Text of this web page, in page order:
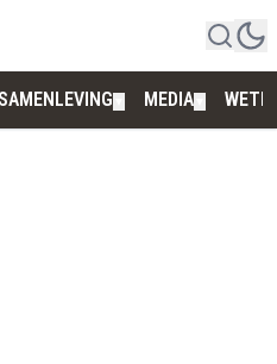
SAMENLEVING MEDIA